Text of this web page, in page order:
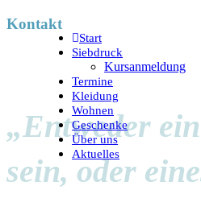
Kontakt
„Entweder
sein, oder
Start
Siebdruck
Kursanmeldung
Termine
Kleidung
Wohnen
Geschenke
Über uns
Aktuelles